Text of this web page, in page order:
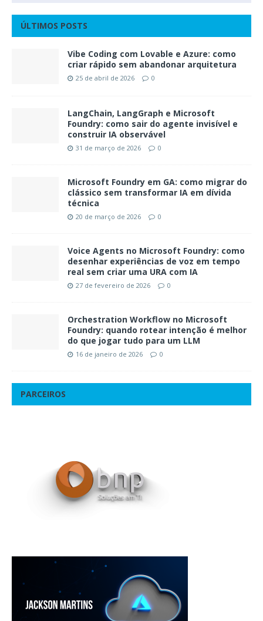
ÚLTIMOS POSTS
Vibe Coding com Lovable e Azure: como
criar rápido sem abandonar arquitetura
25 de abril de 2026 0
LangChain, LangGraph e Microsoft
Foundry: como sair do agente invisível e
construir IA observável
31 de março de 2026 0
Microsoft Foundry em GA: como migrar do
clássico sem transformar IA em dívida
técnica
20 de março de 2026 0
Voice Agents no Microsoft Foundry: como
desenhar experiências de voz em tempo
real sem criar uma URA com IA
27 de fevereiro de 2026 0
Orchestration Workflow no Microsoft
Foundry: quando rotear intenção é melhor
do que jogar tudo para um LLM
16 de janeiro de 2026 0
PARCEIROS